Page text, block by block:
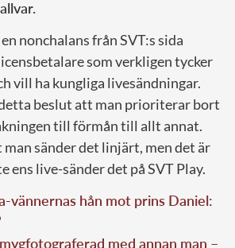
nonchalans från SVT:s sida
som verkligen tycker
vill ha kungliga livesändningar.
beslut att man prioriterar bort
till förmån till allt annat.
man sänder det linjärt, men det är
ens live-sänder det på SVT Play.
vännernas hån mot prins Daniel:
med annan man –